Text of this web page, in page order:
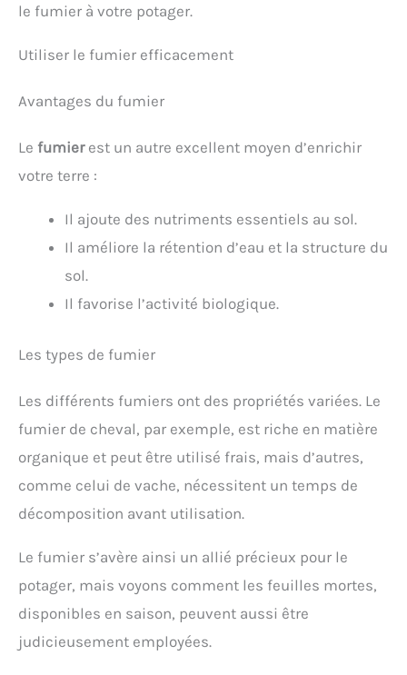
le fumier à votre potager.
Utiliser le fumier efficacement
Avantages du fumier
Le fumierest un autre excellent moyen d’enrichir
votre terre :
Il ajoute des nutriments essentiels au sol.
Il améliore la rétention d’eau et la structure du
sol.
Il favorise l’activité biologique.
Les types de fumier
Les différents fumiers ont des propriétés variées. Le
fumier de cheval, par exemple, est riche en matière
organique et peut être utilisé frais, mais d’autres,
comme celui de vache, nécessitent un temps de
décomposition avant utilisation.
Le fumier s’avère ainsi un allié précieux pour le
potager, mais voyons comment les feuilles mortes,
disponibles en saison, peuvent aussi être
judicieusement employées.